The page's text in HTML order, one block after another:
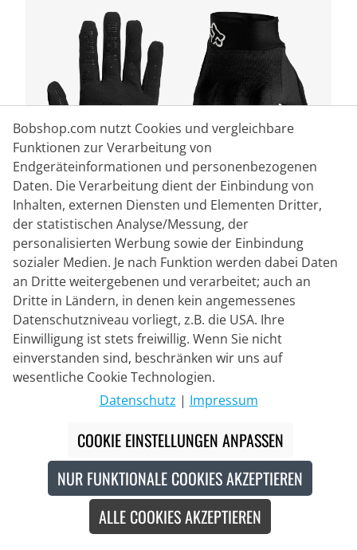
FOX
Langfingerhandschuhe Defend
D3O
29,95 € 49,95 € #
Bobshop.com nutzt Cookies und vergleichbare
Funktionen zur Verarbeitung von
Endgeräteinformationen und personenbezogenen
Daten. Die Verarbeitung dient der Einbindung von
Inhalten, externen Diensten und Elementen Dritter,
der statistischen Analyse/Messung, der
personalisierten Werbung sowie der Einbindung
sozialer Medien. Je nach Funktion werden dabei Daten
an Dritte weitergebenen und verarbeitet; auch an
Dritte in Ländern, in denen kein angemessenes
Datenschutzniveau vorliegt, z.B. die USA. Ihre
Einwilligung ist stets freiwillig. Wenn Sie nicht
einverstanden sind, beschränken wir uns auf
wesentliche Cookie Technologien.
Datenschutz | Impressum
COOKIE EINSTELLUNGEN ANPASSEN
NUR FUNKTIONALE COOKIES AKZEPTIEREN
ALLE COOKIES AKZEPTIEREN